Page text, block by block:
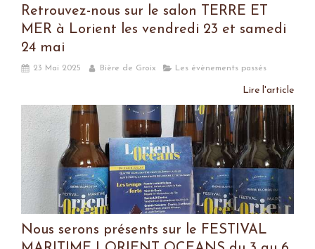
Retrouvez-nous sur le salon TERRE ET
MER à Lorient les vendredi 23 et samedi
24 mai
23 Mai 2025 Bière de Groix Les évènements passés
Lire l'article
Nous serons présents sur le FESTIVAL